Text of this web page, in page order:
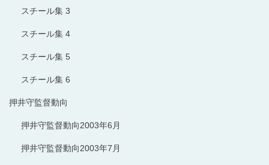
スチール集 3
スチール集 4
スチール集 5
スチール集 6
押井守監督動向
押井守監督動向2003年6月
押井守監督動向2003年7月